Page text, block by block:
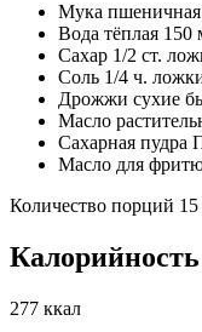
Мука
Вода тёплая 150
Сахар 1/2 ст.
Соль 1/4 ч.
Дрожжи сухие
Масло
Сахарная пудра
Масло для
Количество порций 15
Калорийность
277 ккал